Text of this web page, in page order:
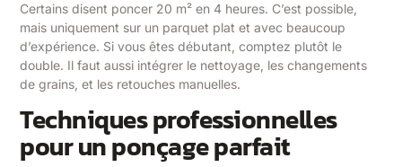
Certains disent poncer 20 m² en 4 heures. C’est possible,
mais uniquement sur un parquet plat et avec beaucoup
d’expérience. Si vous êtes débutant, comptez plutôt le
double. Il faut aussi intégrer le nettoyage, les changements
de grains, et les retouches manuelles.
Techniques professionnelles
pour un ponçage parfait